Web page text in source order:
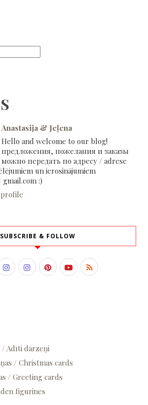
Anastasija & Jeļena
Hello and welcome to our blog!
предложения, пожелания и заказы
можно передать по адресу / adrese
un ierosinājumiem
gmail.com :)
SUBSCRIBE & FOLLOW
Adīti dārzeņi
/ Christmas cards
/ Greeting cards
figurines